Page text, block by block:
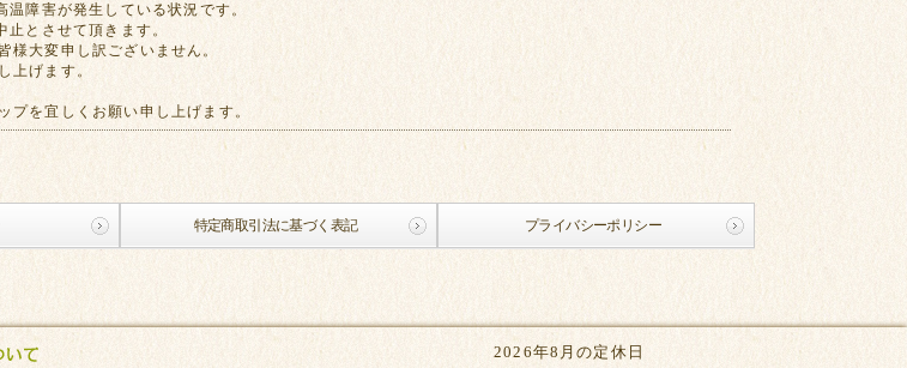
障害が発生している状況です。
とさせて頂きます。
様大変申し訳ございません。
上げます。
プを宜しくお願い申し上げます。
特定商取引法に基づく表記 プライバシーポリシー
2026年8月の定休日